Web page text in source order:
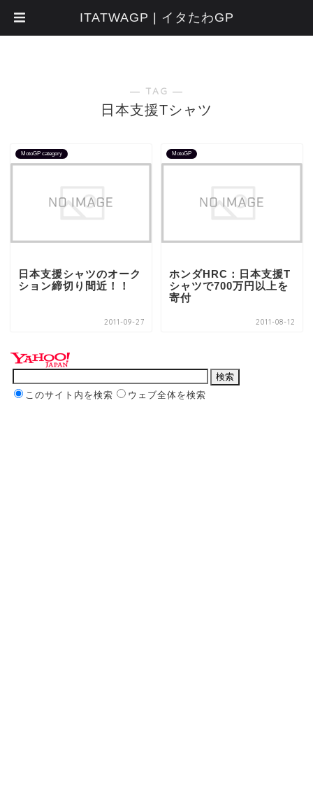
― TAG ―
日本支援Tシャツ
MotoGP category
日本支援シャツのオーク
ション締切り間近！！
2011-09-27
MotoGP
ホンダHRC：日本支援T
シャツで700万円以上を
寄付
2011-08-12
このサイト内を検索 ウェブ全体を検索
ITATWAGP | イタたわGP